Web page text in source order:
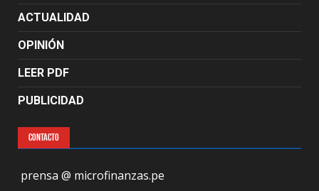
ACTUALIDAD
OPINIÓN
LEER PDF
PUBLICIDAD
CONTACTO
prensa @ microfinanzas.pe